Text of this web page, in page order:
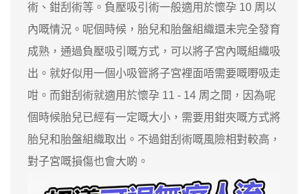
術、鉗刮術等。負壓吸引術一般適用於懷孕 10 周以
內嘅情況。呢個時候，胎兒和胎盤組織還未完全發育
成熟，通過負壓吸引嘅方式，可以將子宮內嘅組織吸
出。就好似用一個小吸管將子宮裡面唔需要嘅嘢吸走
咁。而鉗刮術就適用於懷孕 11 - 14 周之間，因為呢
個時候胎兒已經有一定嘅大小，需要用鉗夾嘅方式將
胎兒和胎盤組織取出。不過鉗刮術嘅風險相對較高，
對子宮嘅損傷也會大啲。